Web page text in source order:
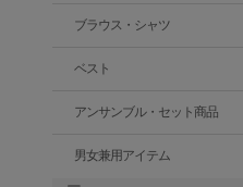
ブラウス・シャツ
ベスト
アンサンブル・セット商品
男女兼用アイテム